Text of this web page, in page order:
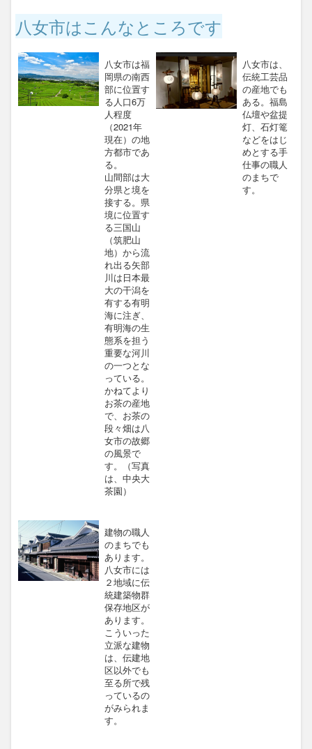
八女市はこんなところです
八女市は福
岡県の南西
部に位置す
る人口6万
人程度
（2021年
現在）の地
方都市であ
る。
山間部は大
分県と境を
接する。県
境に位置す
る三国山
（筑肥山
地）から流
れ出る矢部
川は日本最
大の干潟を
有する有明
海に注ぎ、
有明海の生
態系を担う
重要な河川
の一つとな
っている。
かねてより
お茶の産地
で、お茶の
段々畑は八
女市の故郷
の風景で
す。（写真
は、中央大
茶園）
八女市は、
伝統工芸品
の産地でも
ある。福島
仏壇や盆提
灯、石灯篭
などをはじ
めとする手
仕事の職人
のまちで
す。
建物の職人
のまちでも
あります。
八女市には
２地域に伝
統建築物群
保存地区が
あります。
こういった
立派な建物
は、伝建地
区以外でも
至る所で残
っているの
がみられま
す。